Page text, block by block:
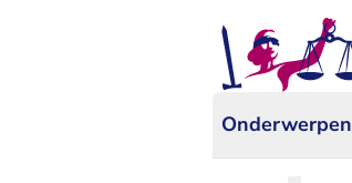
Onderwerpen